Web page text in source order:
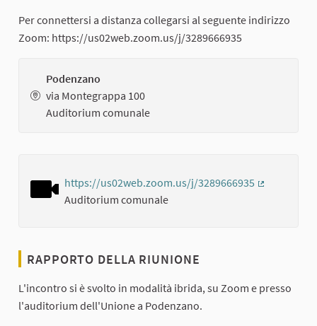
Per connettersi a distanza collegarsi al seguente indirizzo
Zoom: https://us02web.zoom.us/j/3289666935
Podenzano
via Montegrappa 100
Auditorium comunale
https://us02web.zoom.us/j/3289666935
Auditorium comunale
RAPPORTO DELLA RIUNIONE
L'incontro si è svolto in modalità ibrida, su Zoom e presso
l'auditorium dell'Unione a Podenzano.